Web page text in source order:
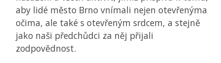
aby lidé město Brno vnímali nejen otevřenýma
očima, ale také s otevřeným srdcem, a stejně
jako naši předchůdci za něj přijali
zodpovědnost.